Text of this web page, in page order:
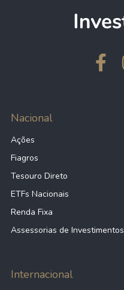
Nacional
Ações
Fiagros
Tesouro Direto
ETFs Nacionais
Renda Fixa
Assessorias de Investimentos
Internacional